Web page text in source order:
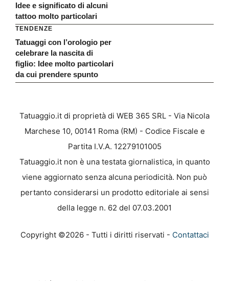
Idee e significato di alcuni
tattoo molto particolari
TENDENZE
Tatuaggi con l’orologio per
celebrare la nascita di
figlio: Idee molto particolari
da cui prendere spunto
Tatuaggio.it di proprietà di WEB 365 SRL - Via Nicola
Marchese 10, 00141 Roma (RM) - Codice Fiscale e
Partita I.V.A. 12279101005
Tatuaggio.it non è una testata giornalistica, in quanto
viene aggiornato senza alcuna periodicità. Non può
pertanto considerarsi un prodotto editoriale ai sensi
della legge n. 62 del 07.03.2001
Copyright ©2026 - Tutti i diritti riservati - Contattaci